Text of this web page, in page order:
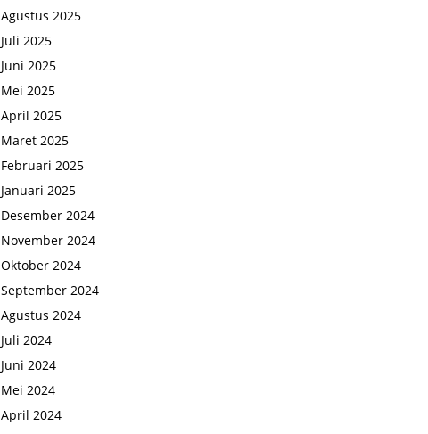
Agustus 2025
Juli 2025
Juni 2025
Mei 2025
April 2025
Maret 2025
Februari 2025
Januari 2025
Desember 2024
November 2024
Oktober 2024
September 2024
Agustus 2024
Juli 2024
Juni 2024
Mei 2024
April 2024